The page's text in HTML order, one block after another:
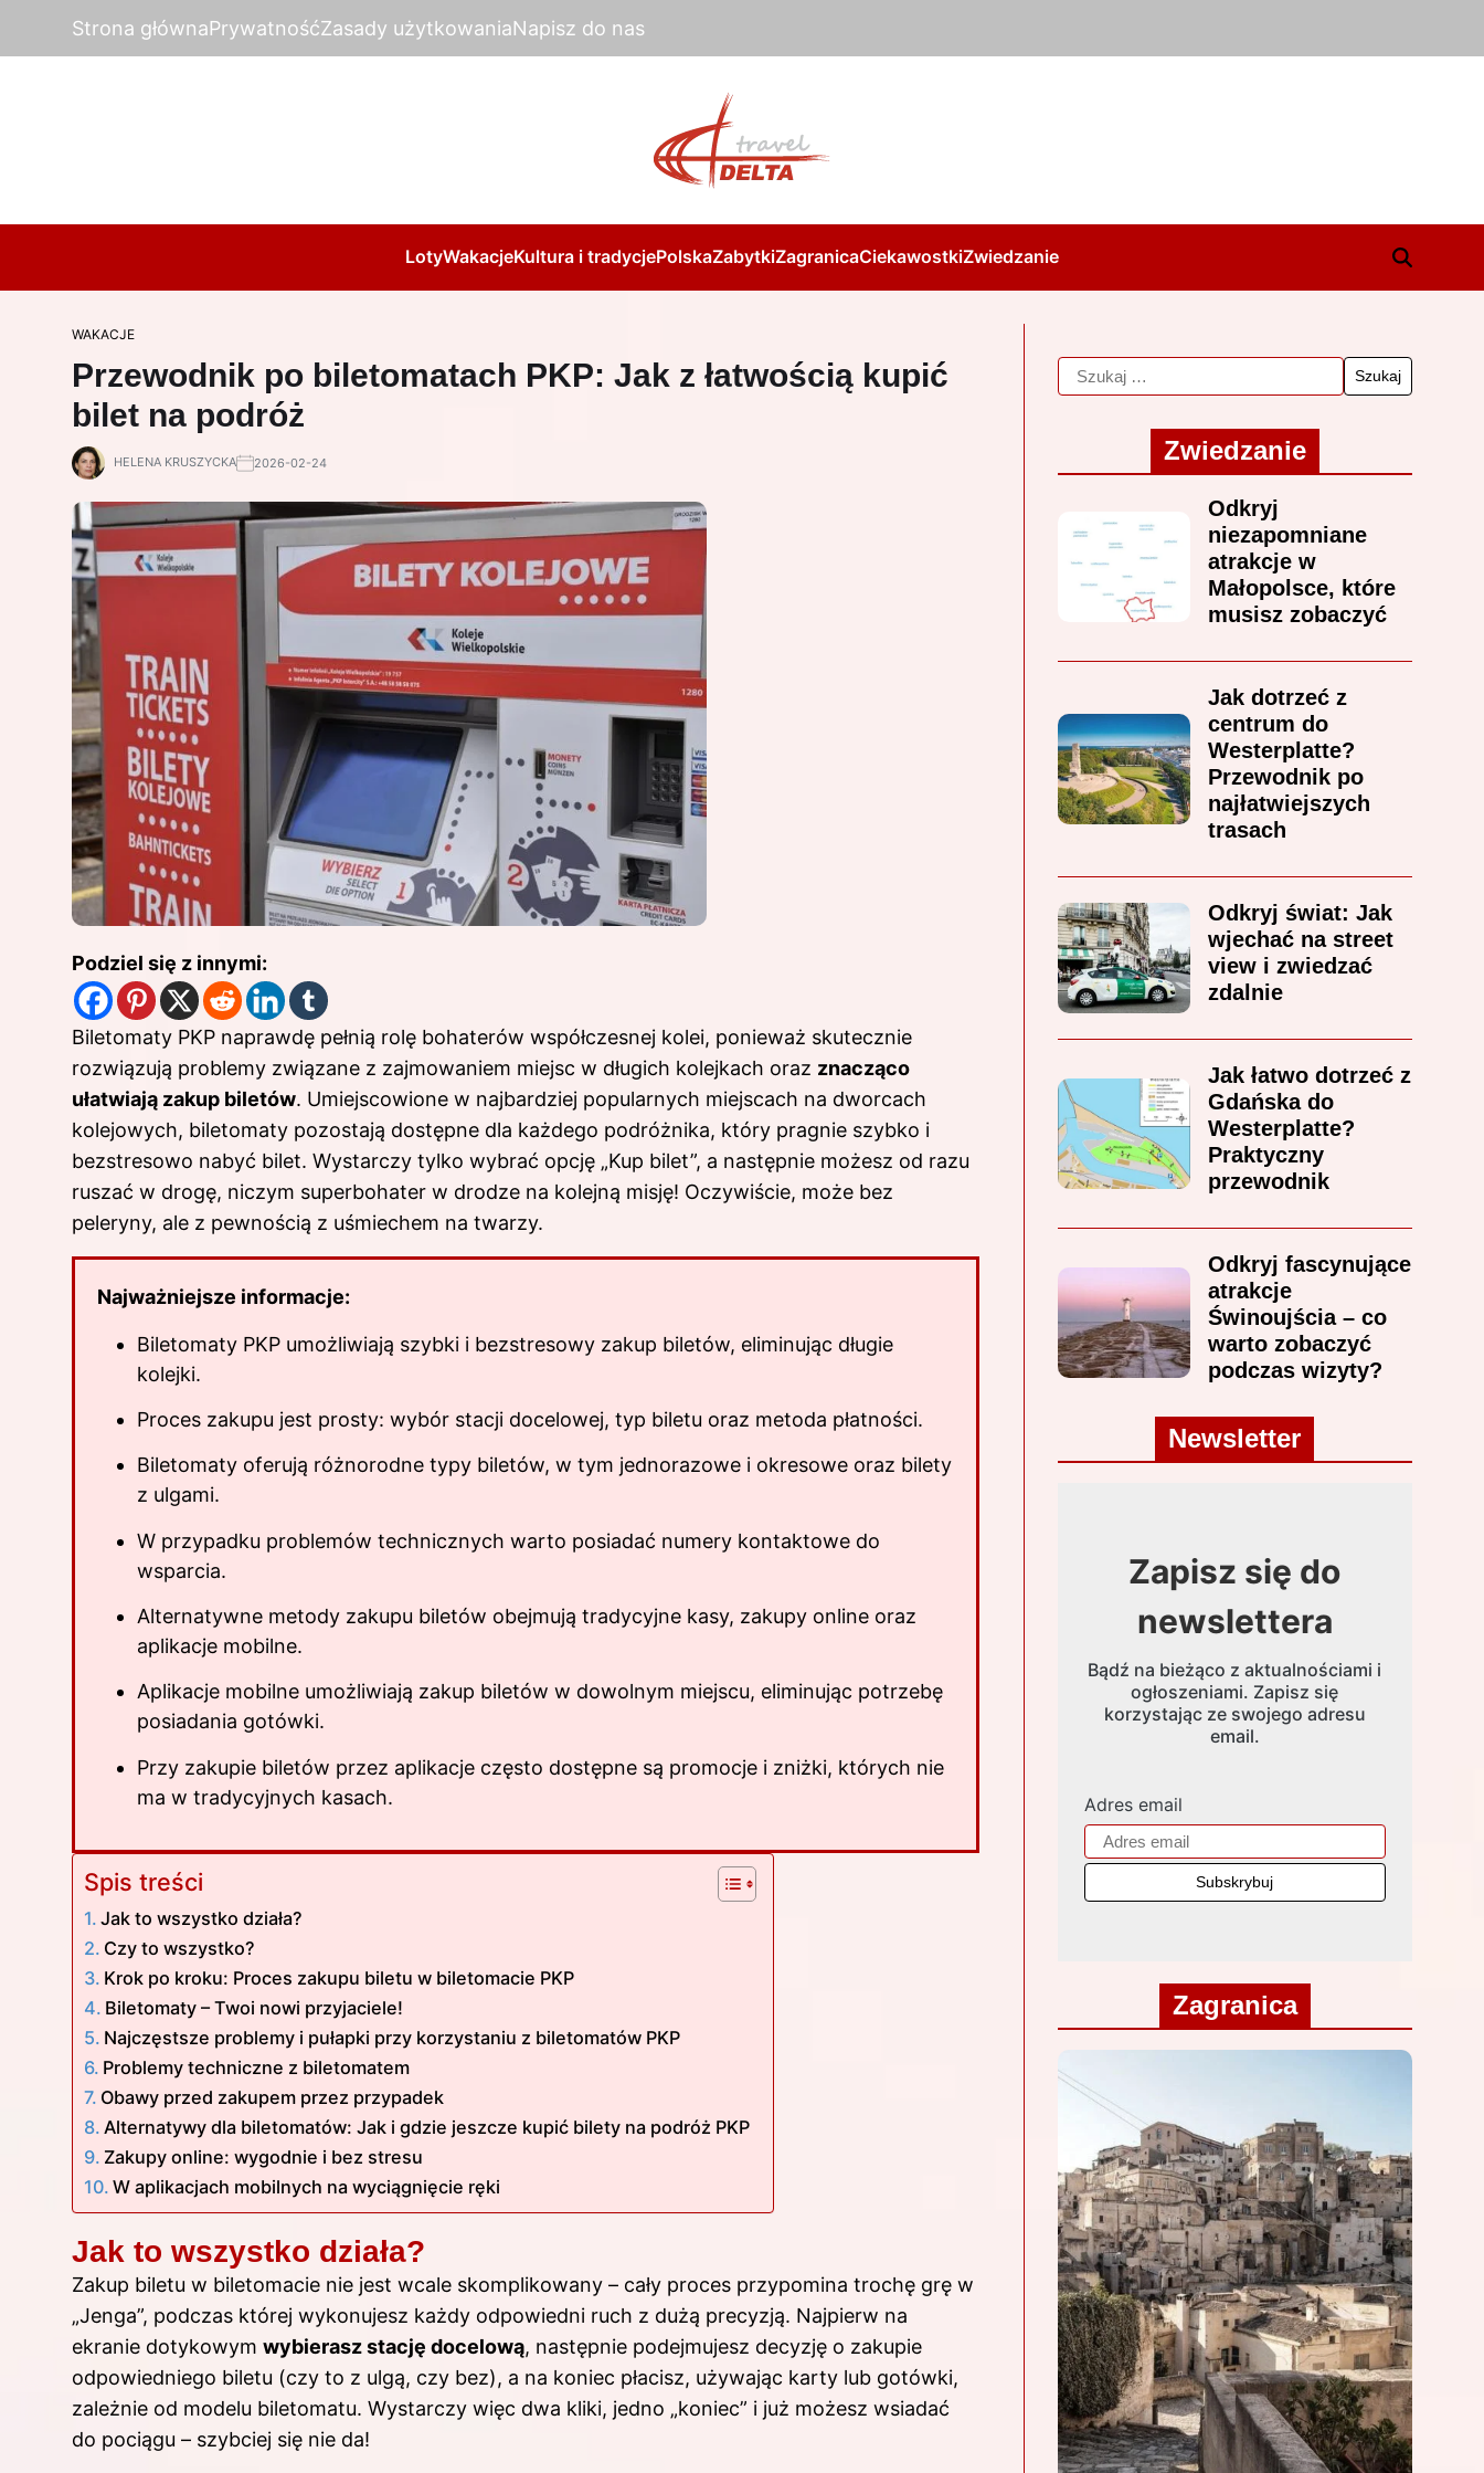
Strona głównaPrywatnośćZasady użytkowaniaNapisz do nas
LotyWakacjeKultura i tradycjePolskaZabytkiZagranicaCiekawostkiZwiedzanie
WAKACJE
Przewodnik po biletomatach PKP: Jak z łatwością kupić
bilet na podróż
HELENA KRUSZYCKA 2026-02-24
Podziel się z innymi:
Biletomaty PKP naprawdę pełnią rolę bohaterów współczesnej kolei, ponieważ skutecznie
rozwiązują problemy związane z zajmowaniem miejsc w długich kolejkach oraz znacząco
ułatwiają zakup biletów. Umiejscowione w najbardziej popularnych miejscach na dworcach
kolejowych, biletomaty pozostają dostępne dla każdego podróżnika, który pragnie szybko i
bezstresowo nabyć bilet. Wystarczy tylko wybrać opcję „Kup bilet”, a następnie możesz od razu
ruszać w drogę, niczym superbohater w drodze na kolejną misję! Oczywiście, może bez
peleryny, ale z pewnością z uśmiechem na twarzy.
Najważniejsze informacje:
Biletomaty PKP umożliwiają szybki i bezstresowy zakup biletów, eliminując długie
kolejki.
Proces zakupu jest prosty: wybór stacji docelowej, typ biletu oraz metoda płatności.
Biletomaty oferują różnorodne typy biletów, w tym jednorazowe i okresowe oraz bilety
z ulgami.
W przypadku problemów technicznych warto posiadać numery kontaktowe do
wsparcia.
Alternatywne metody zakupu biletów obejmują tradycyjne kasy, zakupy online oraz
aplikacje mobilne.
Aplikacje mobilne umożliwiają zakup biletów w dowolnym miejscu, eliminując potrzebę
posiadania gotówki.
Przy zakupie biletów przez aplikacje często dostępne są promocje i zniżki, których nie
ma w tradycyjnych kasach.
Spis treści
Jak to wszystko działa?
Czy to wszystko?
Krok po kroku: Proces zakupu biletu w biletomacie PKP
Biletomaty – Twoi nowi przyjaciele!
Najczęstsze problemy i pułapki przy korzystaniu z biletomatów PKP
Problemy techniczne z biletomatem
Obawy przed zakupem przez przypadek
Alternatywy dla biletomatów: Jak i gdzie jeszcze kupić bilety na podróż PKP
Zakupy online: wygodnie i bez stresu
W aplikacjach mobilnych na wyciągnięcie ręki
Jak to wszystko działa?
Zakup biletu w biletomacie nie jest wcale skomplikowany – cały proces przypomina trochę grę w
„Jenga”, podczas której wykonujesz każdy odpowiedni ruch z dużą precyzją. Najpierw na
ekranie dotykowym wybierasz stację docelową, następnie podejmujesz decyzję o zakupie
odpowiedniego biletu (czy to z ulgą, czy bez), a na koniec płacisz, używając karty lub gotówki,
zależnie od modelu biletomatu. Wystarczy więc dwa kliki, jedno „koniec” i już możesz wsiadać
do pociągu – szybciej się nie da!
Zwiedzanie
Odkryj
niezapomniane
atrakcje w
Małopolsce, które
musisz zobaczyć
Jak dotrzeć z
centrum do
Westerplatte?
Przewodnik po
najłatwiejszych
trasach
Odkryj świat: Jak
wjechać na street
view i zwiedzać
zdalnie
Jak łatwo dotrzeć z
Gdańska do
Westerplatte?
Praktyczny
przewodnik
Odkryj fascynujące
atrakcje
Świnoujścia – co
warto zobaczyć
podczas wizyty?
Newsletter
Zapisz się do
newslettera
Bądź na bieżąco z aktualnościami i
ogłoszeniami. Zapisz się
korzystając ze swojego adresu
email.
Adres email
Zagranica